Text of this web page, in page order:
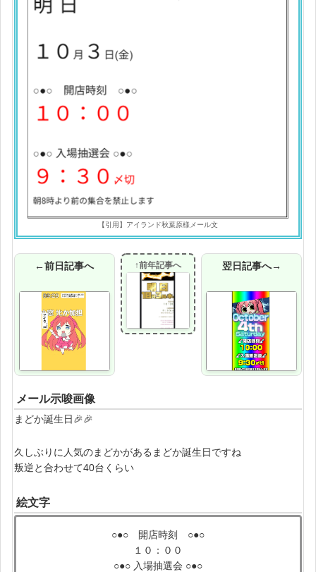
【引用】アイランド秋葉原様メール文
←前日記事へ ↑前年記事へ 翌日記事へ→
メール示唆画像
まどか誕生日🎉🎉
久しぶりに人気のまどかがあるまどか誕生日ですね
叛逆と合わせて40台くらい
絵文字
○●○ 開店時刻 ○●○
１０：００
○●○ 入場抽選会 ○●○